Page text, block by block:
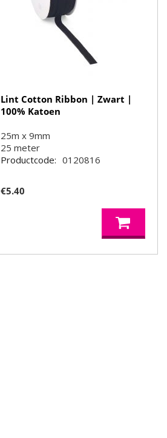
Lint Cotton Ribbon | Zwart |
100% Katoen
25m x 9mm
25meter
Productcode: 0120816
€5.40